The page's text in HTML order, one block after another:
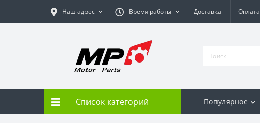
Наш адрес Время работы Доставка Оплата
Список категорий Популярное